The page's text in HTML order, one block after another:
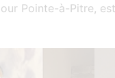
Pointe-à-Pitre,